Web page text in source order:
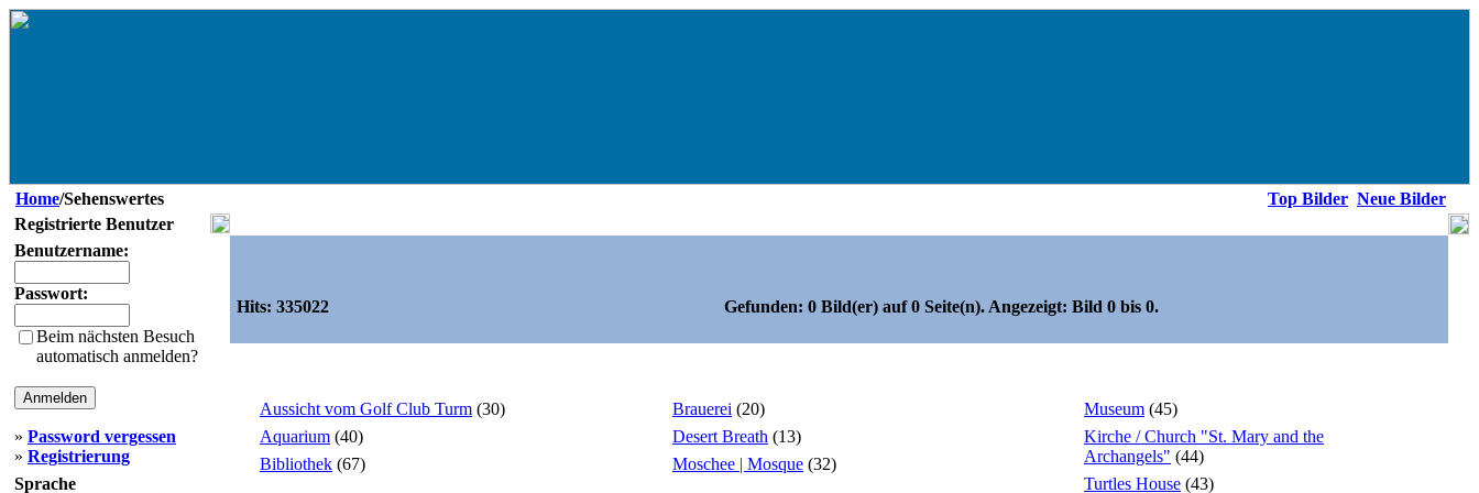
Home/Sehenswertes Top Bilder Neue Bilder
Registrierte Benutzer
Benutzername:
Passwort:
Beim nächsten Besuch
automatisch anmelden?
» Password vergessen
» Registrierung
Sprache
Hits: 335022 Gefunden: 0 Bild(er) auf 0 Seite(n). Angezeigt: Bild 0 bis 0.
Aussicht vom Golf Club Turm (30)
Aquarium (40)
Bibliothek (67)
Brauerei (20)
Desert Breath (13)
Moschee | Mosque (32)
Museum (45)
Kirche / Church "St. Mary and the
Archangels" (44)
Turtles House (43)